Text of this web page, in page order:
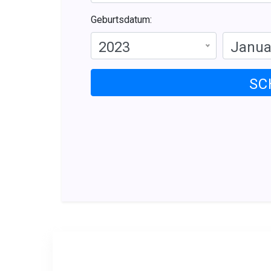
Geburtsdatum:
2023